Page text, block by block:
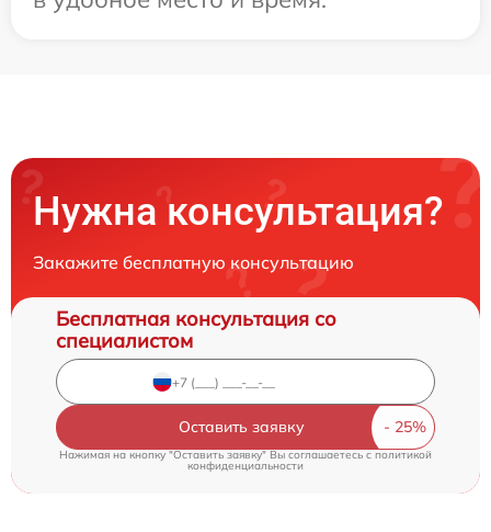
Нужна консультация?
Закажите бесплатную консультацию
Бесплатная консультация со
специалистом
Оставить заявку
Нажимая на кнопку "Оставить заявку" Вы соглашаетесь c политикой
конфиденциальности